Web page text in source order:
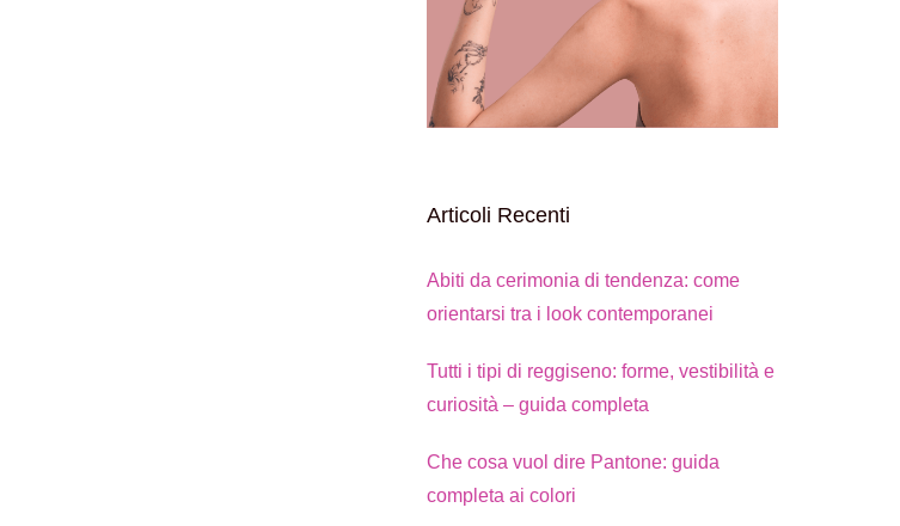
Articoli Recenti
Abiti da cerimonia di tendenza: come
orientarsi tra i look contemporanei
Tutti i tipi di reggiseno: forme, vestibilità e
curiosità – guida completa
Che cosa vuol dire Pantone: guida
completa ai colori